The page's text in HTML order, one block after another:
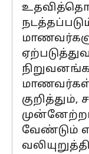
முன்னேற்றம்
வேண்டும்